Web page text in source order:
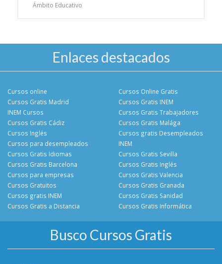
Ámbito Educativo
Enlaces destacados
Cursos online
Cursos Gratis Madrid
INEM Cursos
Cursos Gratis Cádiz
Cursos Online Gratis
Cursos Gratis INEM
Cursos Gratis Trabajadores
Cursos Gratis Malága
Cursos Inglés
Cursos para desempleados
Cursos Gratis Idiomas
Cursos Gratis Barcelona
Cursos gratis Desempleados
INEM
Cursos Gratis Sevilla
Cursos Gratis Inglés
Cursos para empresas
Cursos Gratuitos
Cursos gratis INEM
Cursos Gratis a Distancia
Cursos Gratis Valencia
Cursos Gratis Granada
Cursos Gratis Sanidad
Cursos Gratis Informática
Busco Cursos Gratis